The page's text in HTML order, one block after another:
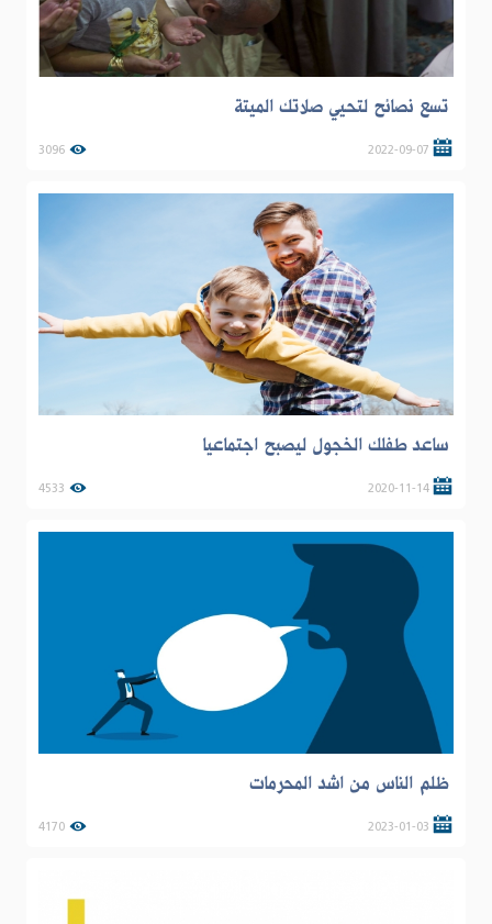
تسع نصائح لتحيي صلاتك الميتة
2022-09-07
3096
ساعد طفلك الخجول ليصبح اجتماعيا
2020-11-14
4533
ظلم الناس من اشد المحرمات
2023-01-03
4170